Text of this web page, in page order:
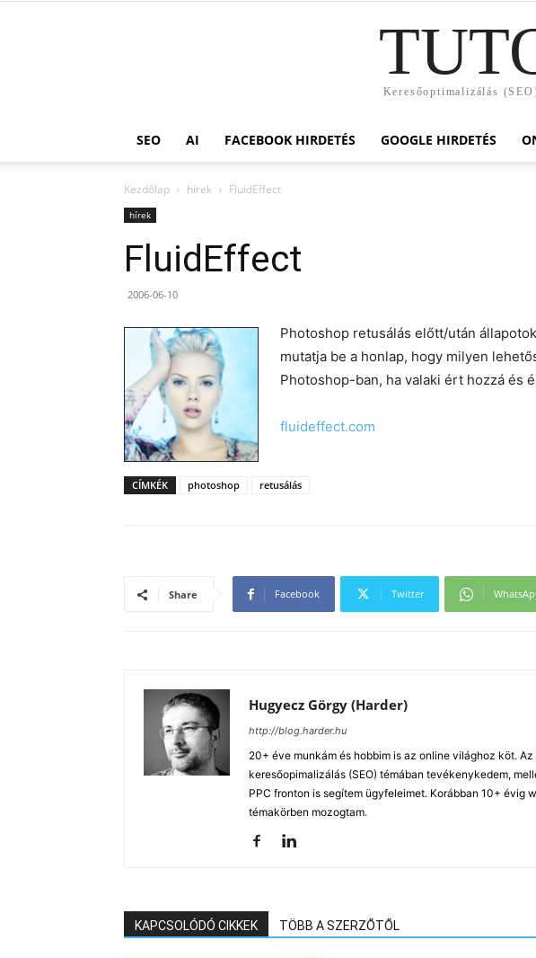
Keresőoptimalizálás
SEO AI FACEBOOK HIRDETÉS GOOGLE HIRDETÉS
Kezdőlap hírek FluidEffect
hírek
FluidEffect
2006-06-10
Photoshop retusálás előtt/után
mutatja be a honlap, hogy milyen
Photoshop-ban, ha valaki ért hozzá és
fluideffect.com
CÍMKÉK photoshop retusálás
Share Facebook Twitter
Hugyecz Görgy (Harder)
http://blog.harder.hu
20+ éve munkám és hobbim is az online világhoz köt.
keresőopimalizálás (SEO) témában tevékenykedem,
PPC fronton is segítem ügyfeleimet. Korábban 10+ évig
témakörben mozogtam.
KAPCSOLÓDÓ CIKKEK TÖBB A SZERZŐTŐL